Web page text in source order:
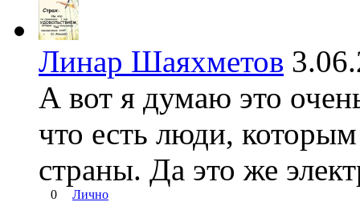
Линар Шаяхметов
А вот я думаю это
что есть люди,
страны. Да это же
0 Лично